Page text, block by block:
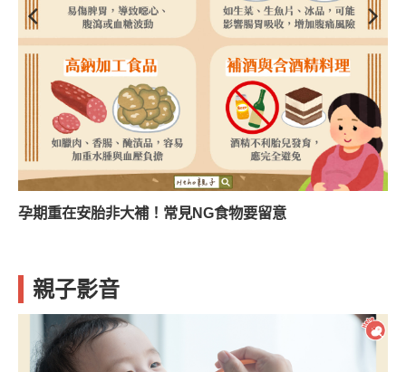
孕期重在安胎非大補！常見NG食物要留意
親子影音